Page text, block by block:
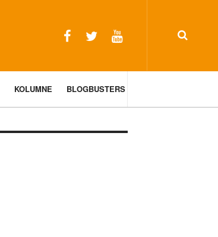
KOLUMNE BLOGBUSTERS